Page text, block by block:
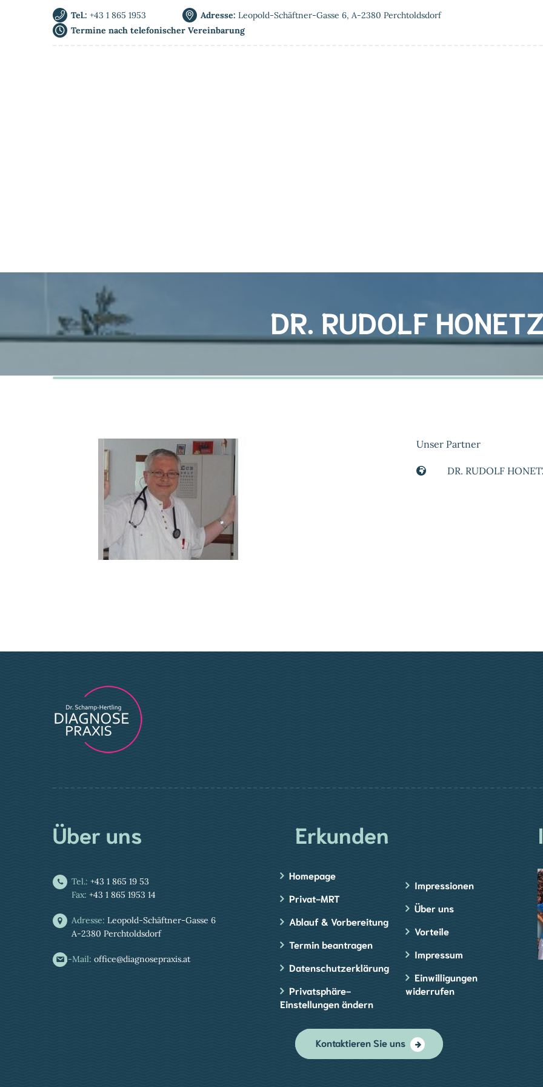
Tel.: +43 1 865 1953 Adresse: Leopold-Schäftner-Gasse 6, A-2380 Perchtoldsdorf
Termine nach telefonischer Vereinbarung
DR. RUDOLF
Unser Partner
DR. RUDOLF
Über uns
Tel.: +43 1 865 19 53
Fax: +43 1 865 1953 14
Adresse: Leopold-Schäftner-Gasse 6
A-2380 Perchtoldsdorf
E-Mail: office@diagnosepraxis.at
Erkunden
Homepage
Privat-MRT
Ablauf & Vorbereitung
Termin beantragen
Datenschutzerklärung
Privatsphäre-
Einstellungen ändern
Impressionen
Über uns
Vorteile
Impressum
Einwilligungen
widerrufen
Kontaktieren Sie uns